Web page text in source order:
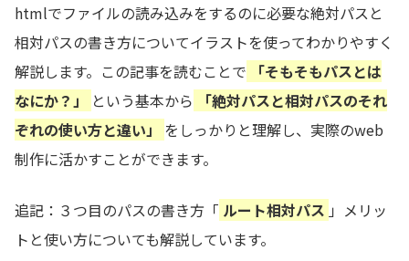
htmlでファイルの読み込みをするのに必要な絶対パスと
相対パスの書き方についてイラストを使ってわかりやすく
解説します。この記事を読むことで
「そもそもパスとは
なにか？」
という基本から
「絶対パスと相対パスのそれ
ぞれの使い方と違い」
をしっかりと理解し、実際のweb
制作に活かすことができます。
追記：３つ目のパスの書き方「 ルート相対パス 」メリッ
トと使い方についても解説しています。